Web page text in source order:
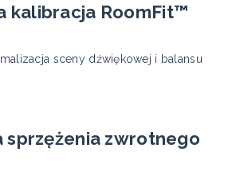
kalibracja RoomFit™
sceny dźwiękowej i balansu
sprzężenia zwrotnego